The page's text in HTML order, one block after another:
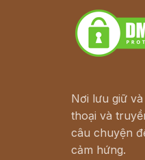
Nơi lưu giữ
thoại và
câu chuyện
cảm hứng.